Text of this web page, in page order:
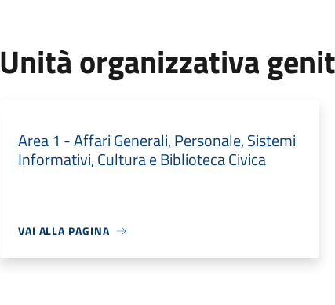
Unità organizzativa
Area 1 - Affari Generali, Personale, Sistemi
Informativi, Cultura e Biblioteca Civica
VAI ALLA PAGINA